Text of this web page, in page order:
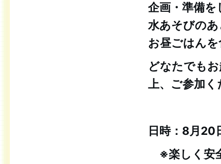
企画・準備
水あそびの
お昼ごはん
どなたでも
上、ご参加く
日時：8月
※楽しく安